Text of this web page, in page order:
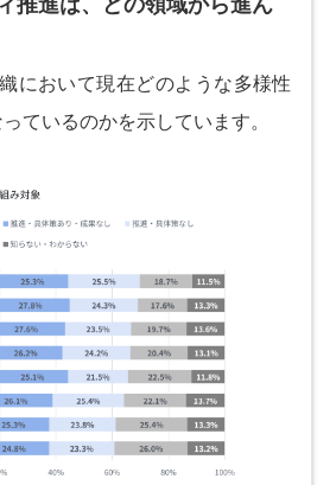
において現在どのような多様性
ているのかを示しています。